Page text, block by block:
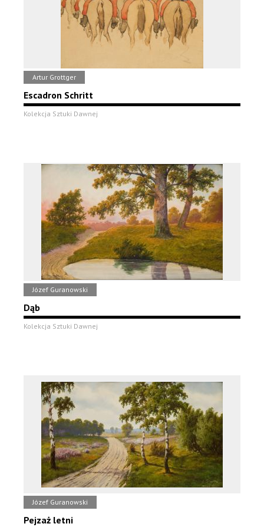
Artur Grottger
Escadron Schritt
Kolekcja Sztuki Dawnej
Józef Guranowski
Dąb
Kolekcja Sztuki Dawnej
Józef Guranowski
Pejzaż letni